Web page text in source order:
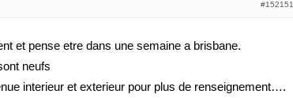
#152151
et pense etre dans une semaine a brisbane.
neufs
interieur et exterieur pour plus de renseignement….